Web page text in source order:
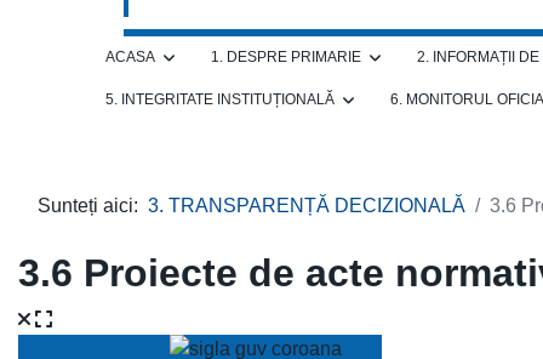
ACASA 1. DESPRE PRIMARIE 2. INFORMAȚII
5. INTEGRITATE INSTITUȚIONALĂ 6. MONITORUL
Sunteți aici: 3. TRANSPARENȚĂ DECIZIONALĂ 3.6
3.6 Proiecte de acte